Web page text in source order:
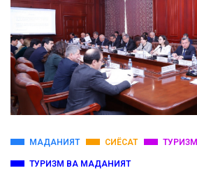
МАДАНИЯТ СИЁСАТ ТУРИЗМ
ТУРИЗМ ВА МАДАНИЯТ